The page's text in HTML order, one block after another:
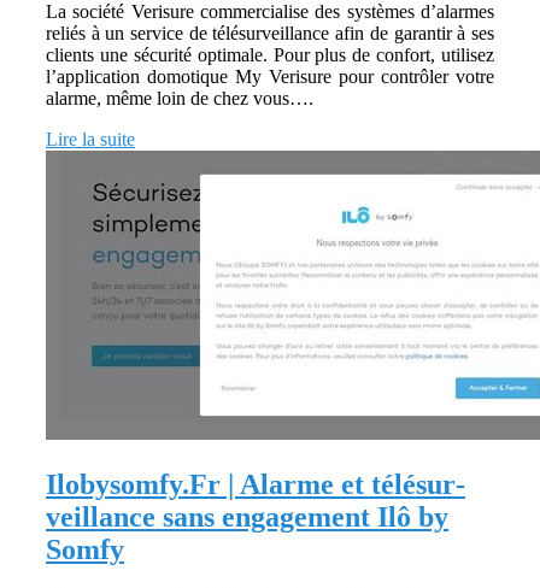
La société Verisure commercialise des systèmes d’alarmes
reliés à un service de télésurveillance afin de garantir à ses
clients une sécurité optimale. Pour plus de confort, utilisez
l’application domotique My Verisure pour contrôler votre
alarme, même loin de chez vous….
Lire la suite
Ilobysomfy.Fr | Alarme et télésur­
veillan­ce sans engagement Ilô by
Somfy